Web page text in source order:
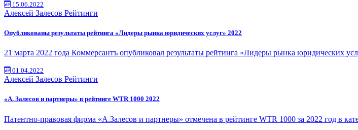
15.06.2022
Алексей Залесов Рейтинги
Опубликованы результаты рейтинга «Лидеры рынка юридических услуг» 2022
21 марта 2022 года Коммерсантъ опубликовал результаты рейтинга «Лидеры рынка юридических
01.04.2022
Алексей Залесов Рейтинги
«А. Залесов и партнеры» в рейтинге WTR 1000 2022
Патентно-правовая фирма «А.Залесов и партнеры» отмечена в рейтинге WTR 1000 за 2022 год в